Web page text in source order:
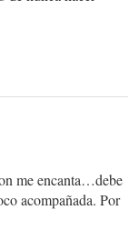
me encanta…debe
acompañada. Por